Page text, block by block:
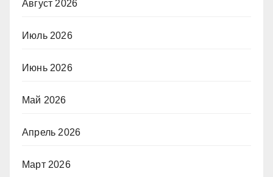
Август 2026
Июль 2026
Июнь 2026
Май 2026
Апрель 2026
Март 2026